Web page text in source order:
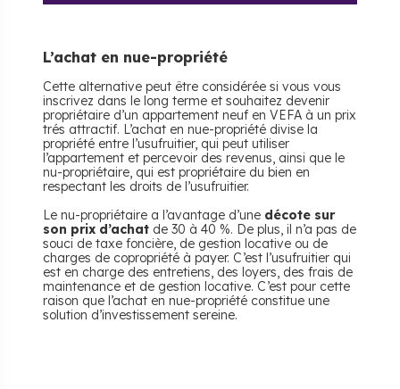
L’achat en nue-propriété
Cette alternative peut être considérée si vous vous
inscrivez dans le long terme et souhaitez devenir
propriétaire d’un appartement neuf en VEFA à un prix
trés attractif. L’achat en nue-propriété divise la
propriété entre l’usufruitier, qui peut utiliser
l’appartement et percevoir des revenus, ainsi que le
nu-propriétaire, qui est propriétaire du bien en
respectant les droits de l’usufruitier.
Le nu-propriétaire a l’avantage d’une décote sur
son prix d’achat de 30 à 40 %. De plus, il n’a pas de
souci de taxe foncière, de gestion locative ou de
charges de copropriété à payer. C’est l’usufruitier qui
est en charge des entretiens, des loyers, des frais de
maintenance et de gestion locative. C’est pour cette
raison que l’achat en nue-propriété constitue une
solution d’investissement sereine.